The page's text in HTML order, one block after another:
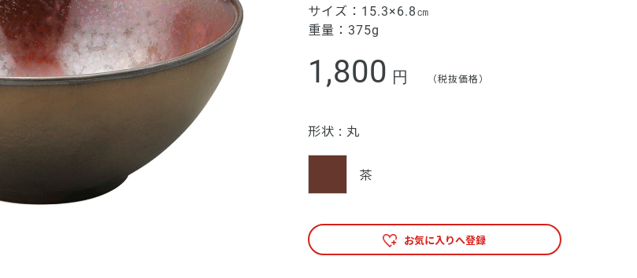
サイズ： 15.3×6.8㎝
重量：375g
1,800 円 （税抜価格）
形状 : 丸
茶
お気に入りへ登録